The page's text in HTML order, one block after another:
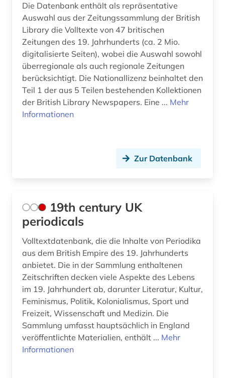
bonifatius (1)
beneluxländer (1)
benin (1)
benjamin (1)
berber (1)
bergbau (2)
berliner mauer (1)
bern (1)
berne <wesermarsch> (1)
beruf (1)
berufe (1)
berühmte persönlichkeit (1)
Die Datenbank enthält als repräsentative
Auswahl aus der Zeitungssammlung der British
Library die Volltexte von 47 britischen
Zeitungen des 19. Jahrhunderts (ca. 2 Mio.
digitalisierte Seiten), wobei die Auswahl sowohl
überregionale als auch regionale Zeitungen
berücksichtigt. Die Nationallizenz beinhaltet den
Teil 1 der aus 5 Teilen bestehenden Kollektionen
der British Library Newspapers. Eine ... Mehr
Informationen
Zur Datenbank
19th century UK
periodicals
Volltextdatenbank, die die Inhalte von Periodika
aus dem British Empire des 19. Jahrhunderts
anbietet. Die in der Sammlung enthaltenen
Zeitschriften decken viele Aspekte des Lebens
im 19. Jahrhundert ab, darunter Literatur, Kultur,
Feminismus, Politik, Kolonialismus, Sport und
Freizeit, Wissenschaft und Medizin. Die
Sammlung umfasst hauptsächlich in England
veröffentlichte Materialien, enthält ... Mehr
Informationen